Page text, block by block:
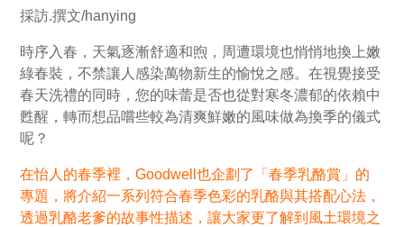
採訪.撰文/hanying
時序入春，天氣逐漸舒適和煦，周遭環境也悄悄地換上嫩
綠春裝，不禁讓人感染萬物新生的愉悅之感。在視覺接受
春天洗禮的同時，您的味蕾是否也從對寒冬濃郁的依賴中
甦醒，轉而想品嚐些較為清爽鮮嫩的風味做為換季的儀式
呢？
在怡人的春季裡，Goodwell也企劃了「春季乳酪賞」的
專題，將介紹一系列符合春季色彩的乳酪與其搭配心法，
透過乳酪老爹的故事性描述，讓大家更了解到風土環境之